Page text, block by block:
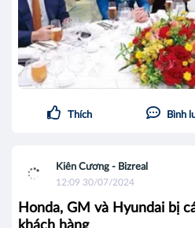
Thích Bình
Kiên Cương - Bizreal
12:09 30/07/2024
Honda, GM và Hyundai bị